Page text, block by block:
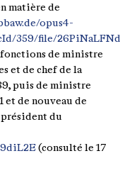
matière de
opus4-
359/file/
fonctions de ministre
et de chef de la
puis de ministre
et de nouveau de
président du
(consulté le 17